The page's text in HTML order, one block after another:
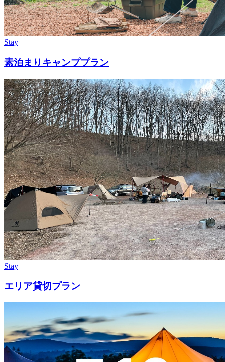
Stay
素泊まりキャンププラン
Stay
エリア貸切プラン